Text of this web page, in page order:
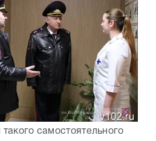
самостоятельного